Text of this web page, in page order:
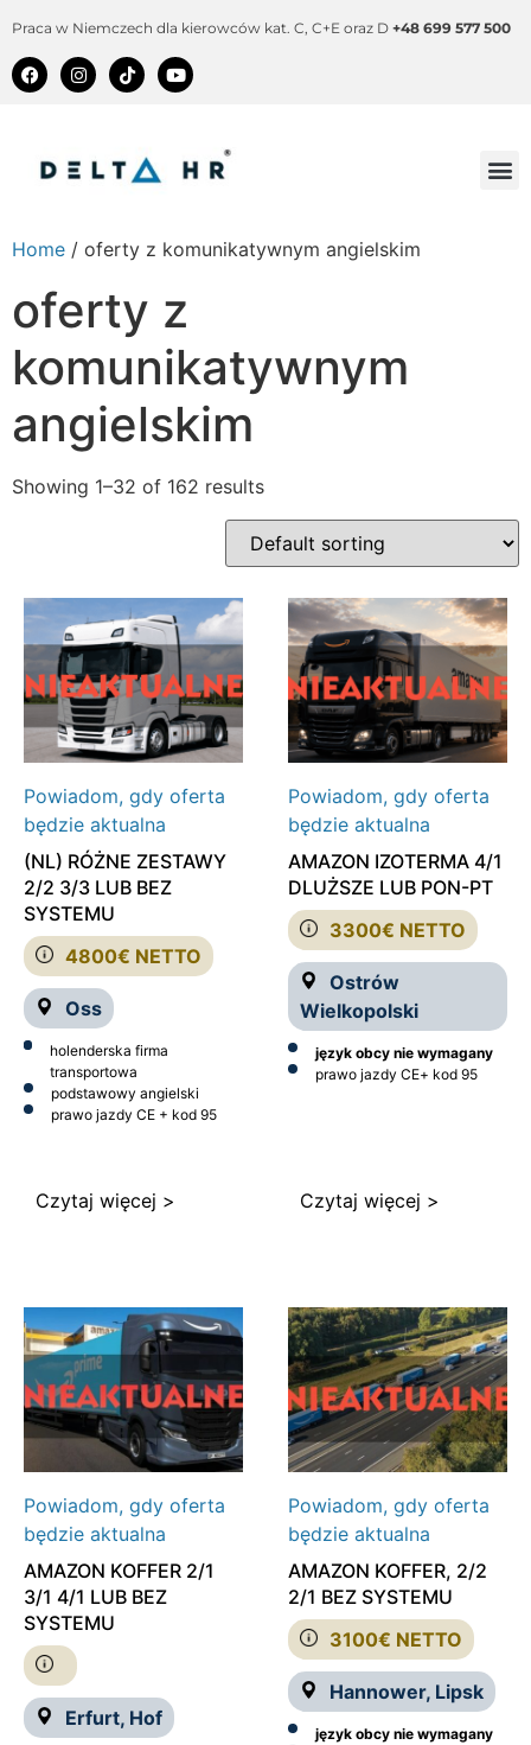
Praca w Niemczech dla kierowców kat. C, C+E oraz D +48 699 577 500
Home / oferty z komunikatywnym angielskim
oferty z
komunikatywnym
angielskim
Showing 1–32 of 162 results
Powiadom, gdy oferta
będzie aktualna
4800€ NETTO
Oss
(NL) RÓŻNE ZESTAWY
2/2 3/3 LUB BEZ
SYSTEMU
holenderska firma
transportowa
podstawowy angielski
prawo jazdy CE + kod 95
Czytaj więcej >
Powiadom, gdy oferta
będzie aktualna
3300€ NETTO
Ostrów
Wielkopolski
AMAZON IZOTERMA 4/1
DLUŻSZE LUB PON-PT
język obcy nie wymagany
prawo jazdy CE+ kod 95
Czytaj więcej >
Powiadom, gdy oferta
będzie aktualna
Erfurt, Hof
AMAZON KOFFER 2/1
3/1 4/1 LUB BEZ
SYSTEMU
Powiadom, gdy oferta
będzie aktualna
3100€ NETTO
Hannower, Lipsk
AMAZON KOFFER, 2/2
2/1 BEZ SYSTEMU
język obcy nie wymagany